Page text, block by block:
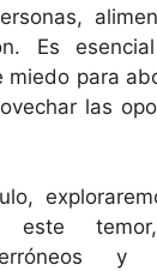
Es
miedo para
las
temor,
y